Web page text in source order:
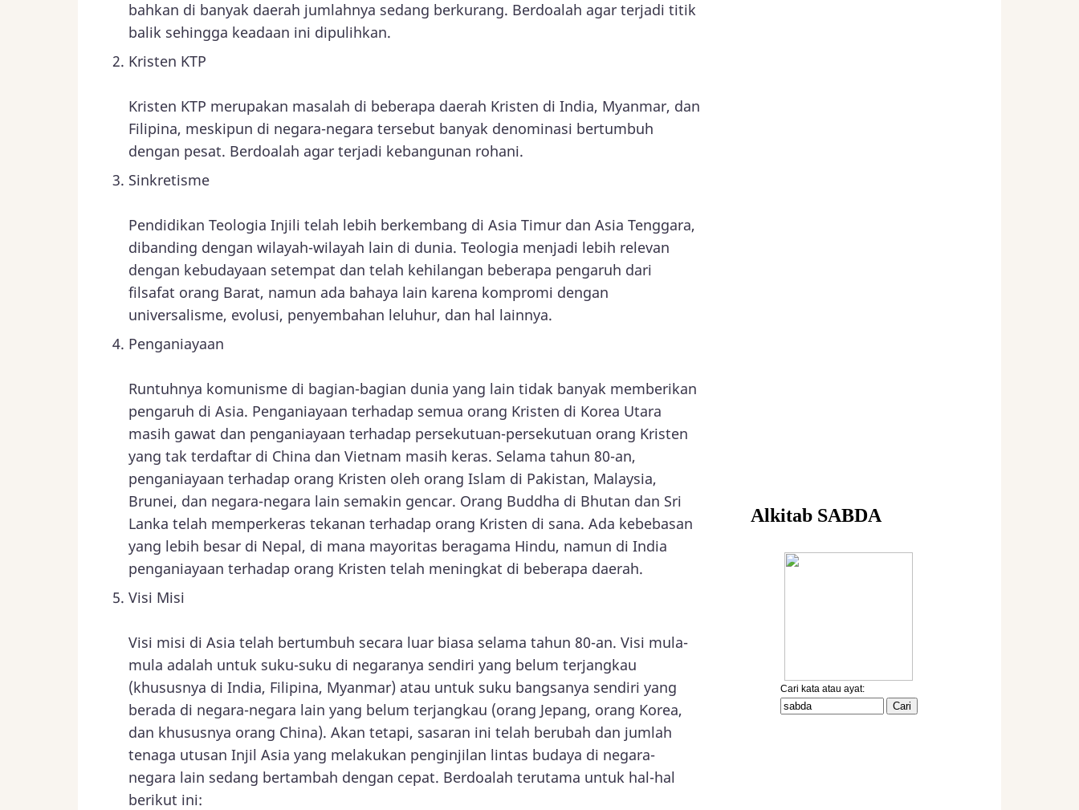
bahkan di banyak daerah jumlahnya sedang berkurang. Berdoalah agar terjadi titik
balik sehingga keadaan ini dipulihkan.
Kristen KTP
Kristen KTP merupakan masalah di beberapa daerah Kristen di India, Myanmar, dan
Filipina, meskipun di negara-negara tersebut banyak denominasi bertumbuh
dengan pesat. Berdoalah agar terjadi kebangunan rohani.
Sinkretisme
Pendidikan Teologia Injili telah lebih berkembang di Asia Timur dan Asia Tenggara,
dibanding dengan wilayah-wilayah lain di dunia. Teologia menjadi lebih relevan
dengan kebudayaan setempat dan telah kehilangan beberapa pengaruh dari
filsafat orang Barat, namun ada bahaya lain karena kompromi dengan
universalisme, evolusi, penyembahan leluhur, dan hal lainnya.
Penganiayaan
Runtuhnya komunisme di bagian-bagian dunia yang lain tidak banyak memberikan
pengaruh di Asia. Penganiayaan terhadap semua orang Kristen di Korea Utara
masih gawat dan penganiayaan terhadap persekutuan-persekutuan orang Kristen
yang tak terdaftar di China dan Vietnam masih keras. Selama tahun 80-an,
penganiayaan terhadap orang Kristen oleh orang Islam di Pakistan, Malaysia,
Brunei, dan negara-negara lain semakin gencar. Orang Buddha di Bhutan dan Sri
Lanka telah memperkeras tekanan terhadap orang Kristen di sana. Ada kebebasan
yang lebih besar di Nepal, di mana mayoritas beragama Hindu, namun di India
penganiayaan terhadap orang Kristen telah meningkat di beberapa daerah.
Visi Misi
Visi misi di Asia telah bertumbuh secara luar biasa selama tahun 80-an. Visi mula-
mula adalah untuk suku-suku di negaranya sendiri yang belum terjangkau
(khususnya di India, Filipina, Myanmar) atau untuk suku bangsanya sendiri yang
berada di negara-negara lain yang belum terjangkau (orang Jepang, orang Korea,
dan khususnya orang China). Akan tetapi, sasaran ini telah berubah dan jumlah
tenaga utusan Injil Asia yang melakukan penginjilan lintas budaya di negara-
negara lain sedang bertambah dengan cepat. Berdoalah terutama untuk hal-hal
berikut ini: